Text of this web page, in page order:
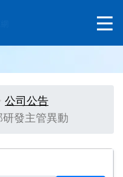
公司公告
發主管異動